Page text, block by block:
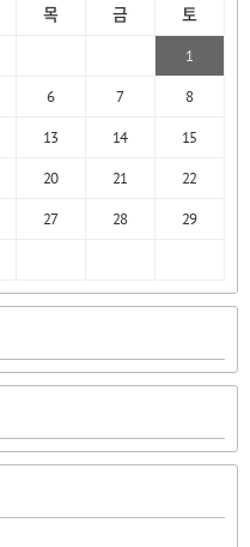
목 금 토
1
6 7
8
13 14
15
20 21
22
27 28
29